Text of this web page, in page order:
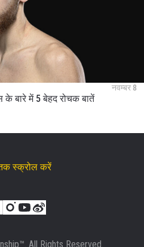
नवम्बर 8
के बारे में 5 बेहद रोचक बातें
स्क्रोल करें
All Rights Reserved.